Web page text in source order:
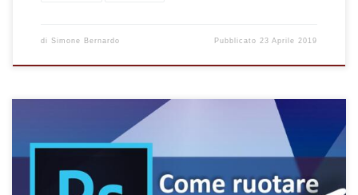
di Simone Bernardo Pubblicato 23 Aprile 2019
Stai personalizzando o creando il tuo nuovo pennello in
Photoshop e vuoi sapere come ruotarlo? In questo articolo
dedicheremo la nostra attenzione alla modifiche dello